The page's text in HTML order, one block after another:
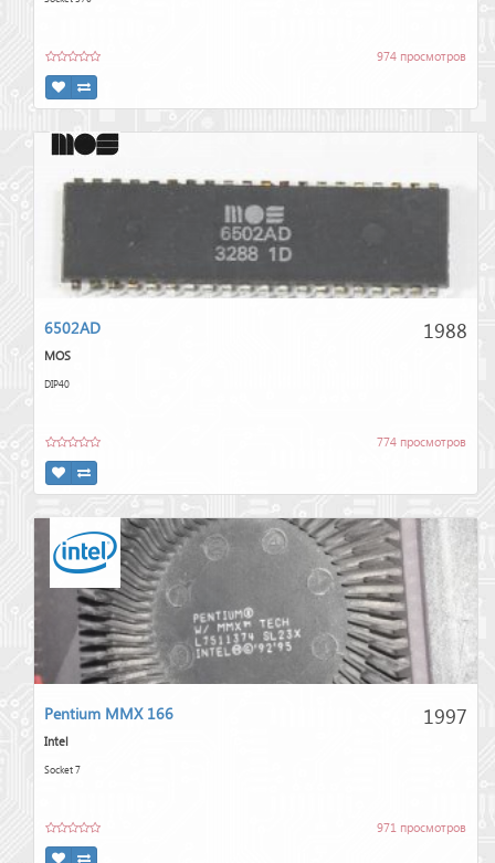
974 просмотров
1988
6502AD
MOS
DIP40
774 просмотров
1997
Pentium MMX 166
Intel
Socket 7
971 просмотров